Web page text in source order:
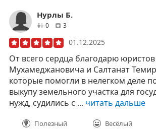
Нурлы Б.
0друзей
3отзывов
01.12.2025
От всего сердца благодарю
Мухамеджановича и Салтанат
которые помогли в нелегком деле
выкупу земельного участка для
нужд, судились с ... читать дальше
Полезный Весёлый